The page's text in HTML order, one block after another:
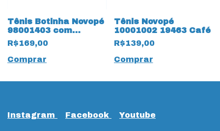
Tênis Botinha Novopé
98001403 com
ajustes 18129
Caramelo
R$169,00
Comprar
Tênis Novopé
10001002 19463 Café
R$139,00
Comprar
Instagram Facebook Youtube